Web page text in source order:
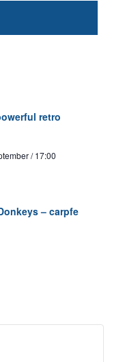
retro
/ 17:00
– carpfe